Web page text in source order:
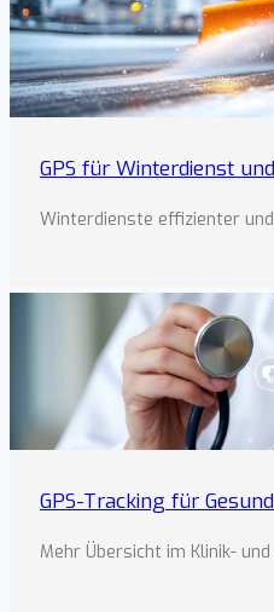
GPS für Winterdienst
Winterdienste effizienter
GPS-Tracking für
Mehr Übersicht im Klinik-